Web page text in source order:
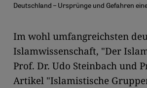
Deutschland – Ursprünge und Gefahren
Im wohl umfangreichsten
Islamwissenschaft, "Der
Prof. Dr. Udo Steinbach und
Artikel "Islamistische